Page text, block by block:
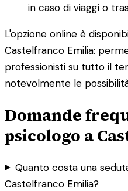
in caso di viaggi o
L'opzione online è
Castelfranco Emilia:
professionisti su tutto il
notevolmente le
Domande
psicologo a
Quanto costa una
Castelfranco Emilia?